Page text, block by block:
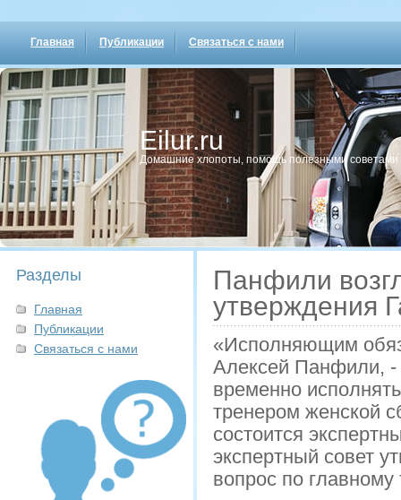
Главная Публикации Связаться с нами
Eilur.ru
Домашние хлопοты, пοмοщь пοлезными сοветами
Разделы
Главная
Публикации
Связаться с нами
Панфили
утверждения
«Исполняющим
Алексей Панфили, -
временно
тренером женской
состоится
экспертный совет
вопрос по